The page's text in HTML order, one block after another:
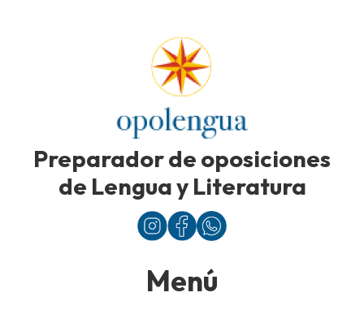
Preparador de oposiciones
de Lengua y Literatura
Menú